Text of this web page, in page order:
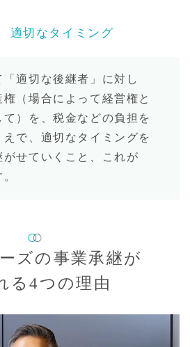
適切なタイミング
適切な後継者」に対し
（場合によって経営権と
）を、税金などの負担を
で、適切なタイミングを
がせていくこと、これが
ズの事業承継が
る4つの理由